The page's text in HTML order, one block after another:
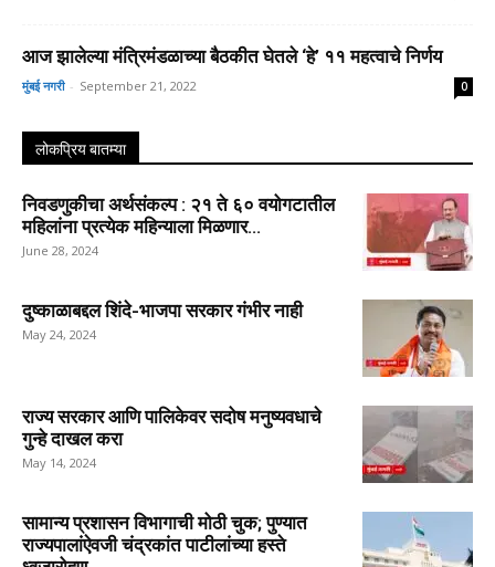
आज झालेल्या मंत्रिमंडळाच्या बैठकीत घेतले ‘हे’ ११ महत्वाचे निर्णय
मुंबई नगरी - September 21, 2022 0
लोकप्रिय बातम्या
निवडणुकीचा अर्थसंकल्प : २१ ते ६० वयोगटातील
महिलांना प्रत्येक महिन्याला मिळणार...
June 28, 2024
दुष्काळाबद्दल शिंदे-भाजपा सरकार गंभीर नाही
May 24, 2024
राज्य सरकार आणि पालिकेवर सदोष मनुष्यवधाचे
गुन्हे दाखल करा
May 14, 2024
सामान्य प्रशासन विभागाची मोठी चुक; पुण्यात
राज्यपालांऐवजी चंद्रकांत पाटीलांच्या हस्ते